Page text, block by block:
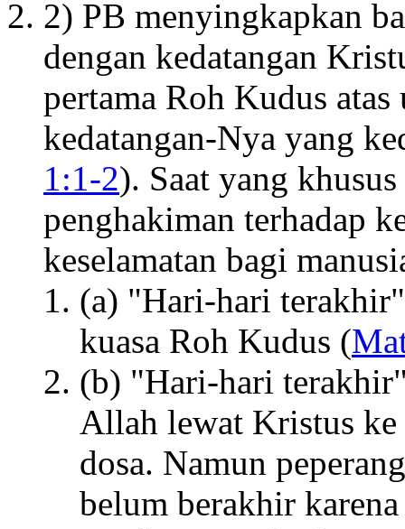
2) PB menyingkapkan
dengan kedatangan
pertama Roh Kudus
kedatangan-Nya yang
1:1-2). Saat yang
penghakiman terhadap
keselamatan bagi
(a) "Hari-hari
kuasa Roh Kudus (
(b) "Hari-hari
Allah lewat Kristus ke
dosa. Namun
belum berakhir